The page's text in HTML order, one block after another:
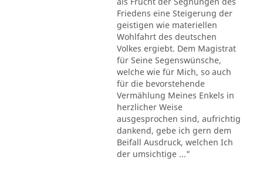
Friedens eine Steigerung der
geistigen wie materiellen
Wohlfahrt des deutschen
Volkes ergiebt. Dem Magistrat
für Seine Segenswünsche,
welche wie für Mich, so auch
für die bevorstehende
Vermählung Meines Enkels in
herzlicher Weise
ausgesprochen sind, aufrichtig
dankend, gebe ich gern dem
Beifall Ausdruck, welchen Ich
der umsichtige ..."